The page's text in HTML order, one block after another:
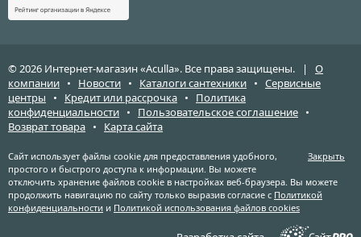
© 2026 Интернет-магазин «Aculla». Все права защищены. | О
компании • Новости • Каталоги сантехники • Сервисные
центры • Кредит или рассрочка • Политика
конфиденциальности • Пользовательское соглашение •
Возврат товара • Карта сайта
Закрыть
Сайт использует файлы cookie для предоставления удобного,
простого и быстрого доступа к информации. Вы можете
отключить хранение файлов cookie в настройках веб-браузера. Вы можете
продолжить навигацию по сайту только выразив согласие с Политикой
конфиденциальности и Политикой использования файлов cookies